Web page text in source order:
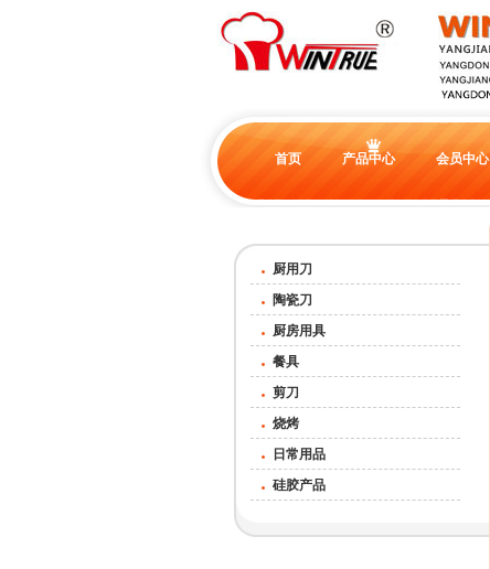
首页 产品中心 会员中心
厨用刀
陶瓷刀
厨房用具
餐具
剪刀
烧烤
日常用品
硅胶产品